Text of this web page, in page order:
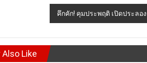
คึกคัก! คุมประพฤติ เปิดประลอ
Also Like